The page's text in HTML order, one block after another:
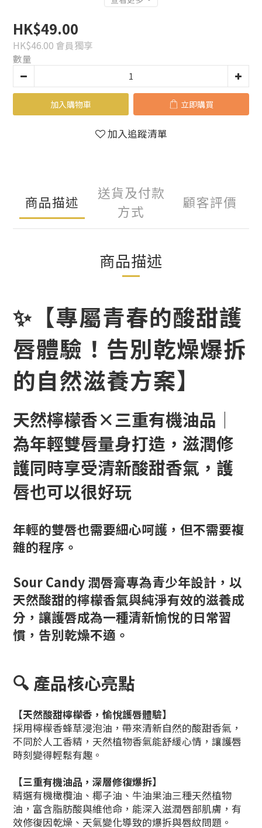
HK$49.00
HK$46.00 會員獨享
數量
加入購物車 立即購買
加入追蹤清單
商品描述
送貨及付款
方式
顧客評價
商品描述
✨【專屬青春的酸甜護
唇體驗！告別乾燥爆拆
的自然滋養方案】
天然檸檬香×三重有機油品｜
為年輕雙唇量身打造，滋潤修
護同時享受清新酸甜香氣，護
唇也可以很好玩
年輕的雙唇也需要細心呵護，但不需要複
雜的程序。
Sour Candy 潤唇膏專為青少年設計，以
天然酸甜的檸檬香氣與純淨有效的滋養成
分，讓護唇成為一種清新愉悅的日常習
慣，告別乾燥不適。
🔍 產品核心亮點
【天然酸甜檸檬香，愉悅護唇體驗】
採用檸檬香蜂草浸泡油，帶來清新自然的酸甜香氣，
不同於人工香精，天然植物香氣能舒緩心情，讓護唇
時刻變得輕鬆有趣。
【三重有機油品，深層修復爆拆】
精選有機橄欖油、椰子油、牛油果油三種天然植物
油，富含脂肪酸與維他命，能深入滋潤唇部肌膚，有
效修復因乾燥、天氣變化導致的爆拆與唇紋問題。